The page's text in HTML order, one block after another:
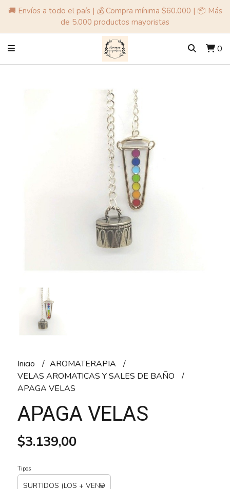
🚚 Envíos a todo el país | 💰 Compra mínima $60.000 | 📦 Más
de 5.000 productos mayoristas
0
Inicio
AROMATERAPIA
VELAS AROMATICAS Y SALES DE BAÑO
APAGA VELAS
APAGA VELAS
$3.139,00
Tipos